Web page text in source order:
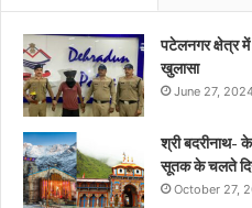
पटेलनगर क्षेत्र
खुलासा
June 27,
श्री बदरीनाथ-
सूतक के चलते
October 27,